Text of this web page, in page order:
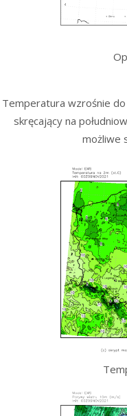
Temperatura wzrośnie do
skręcający na
możliwe